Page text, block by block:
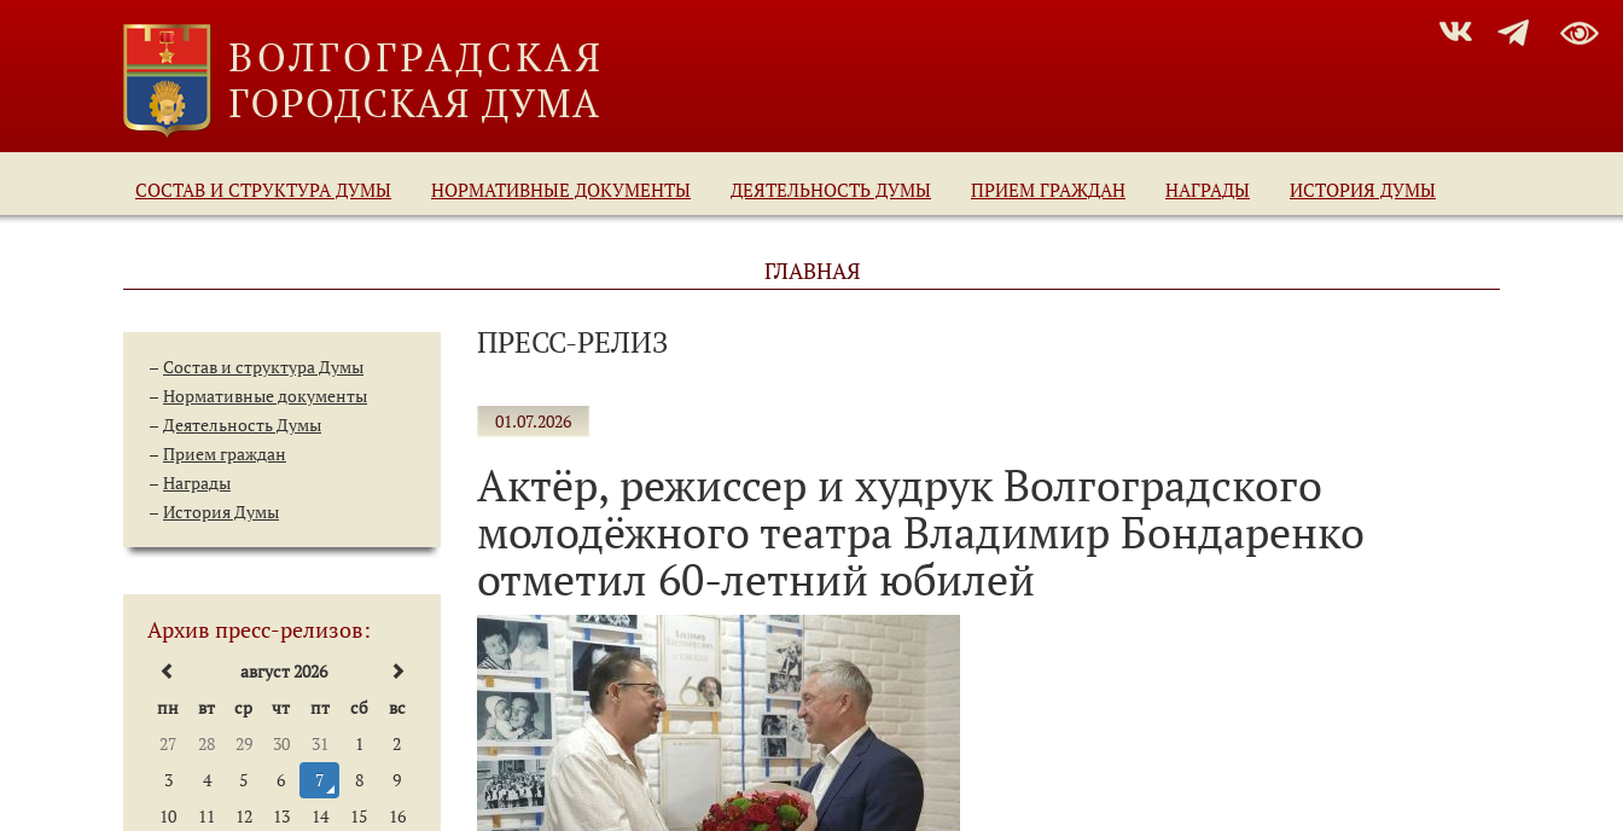
СОСТАВ И СТРУКТУРА ДУМЫ НОРМАТИВНЫЕ ДОКУМЕНТЫ ДЕЯТЕЛЬНОСТЬ ДУМЫ ПРИЕМ ГРАЖДАН НАГРАДЫ ИСТОРИЯ ДУМЫ
ГЛАВНАЯ
Состав и структура Думы
Нормативные документы
Деятельность Думы
Прием граждан
Награды
История Думы
Архив пресс-релизов:
август 2026
пн
вт ср чт пт сб
вс
27
28 29 30 31 1
2
3
4 5 6 7 8
9
10
11 12 13 14 15
16
ПРЕСС-РЕЛИЗ
01.07.2026
Актёр, режиссер и худрук Волгоградского
молодёжного театра Владимир Бондаренко
отметил 60-летний юбилей